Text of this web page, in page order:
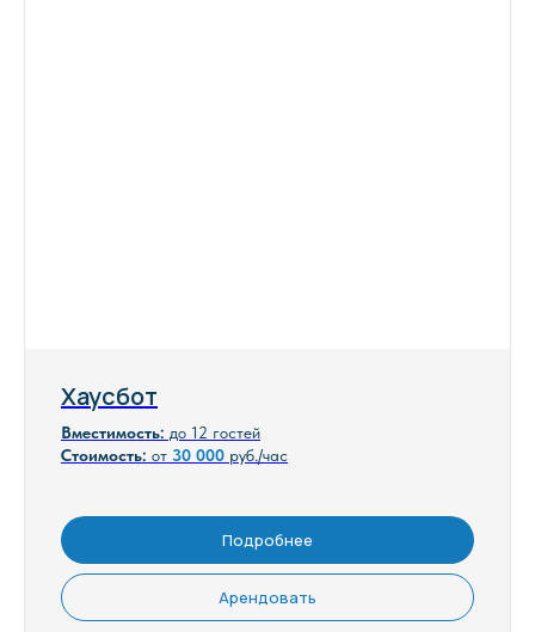
Хаусбот
Вместимость: до 12 гостей
Стоимость: от 30 000 руб./час
Подробнее
Арендовать